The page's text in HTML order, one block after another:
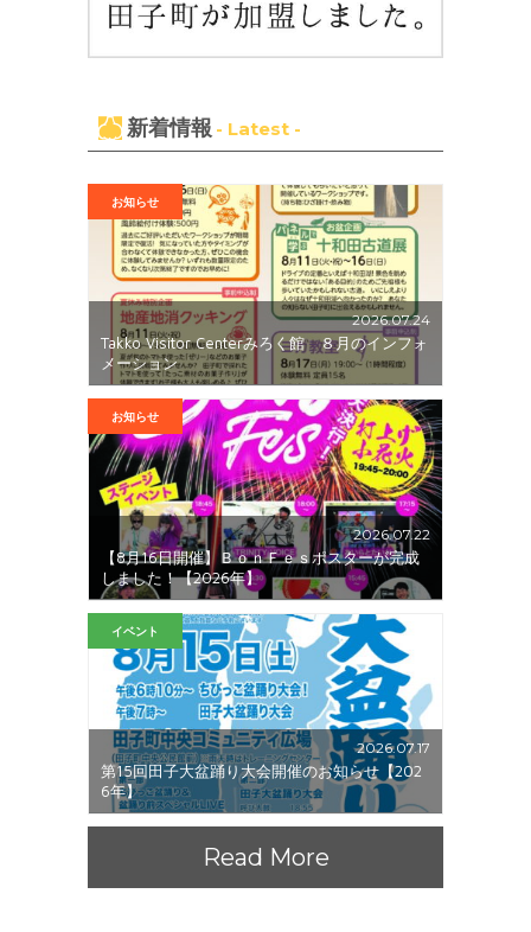
新着情報 - Latest -
お知らせ
2026.07.24
Takko Visitor Centerみろく館 ８月のインフォ
メーション
お知らせ
2026.07.22
【8月16日開催】ＢｏｎＦｅｓポスターが完成
しました！【2026年】
イベント
2026.07.17
第15回田子大盆踊り大会開催のお知らせ【202
6年】
Read More